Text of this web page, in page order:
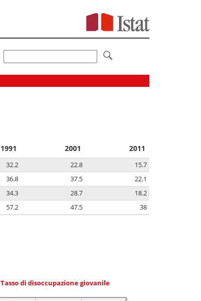
1991 2001 2011
32.2 22.8
15.7
36.8 37.5
22.1
34.3 28.7
18.2
57.2 47.5 38
Tasso di disoccupazione giovanile